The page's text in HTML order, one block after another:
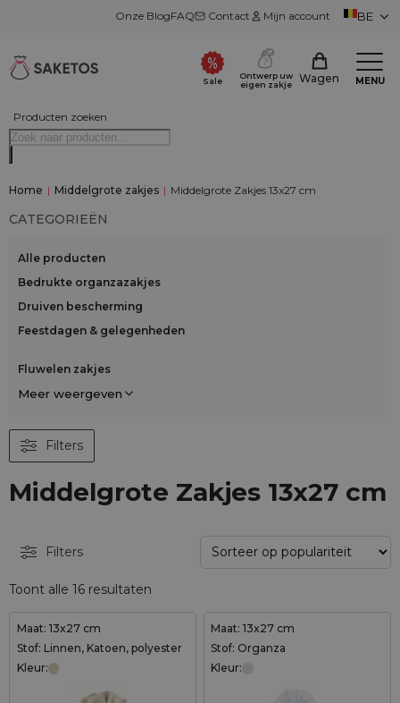
Onze BlogFAQ Contact Mijn account BE
Producten zoeken
Sale
Ontwerp uw
eigen zakje
Wagen MENU
Home | Middelgrote zakjes | Middelgrote Zakjes 13x27 cm
CATEGORIEËN
Alle producten
Bedrukte organzazakjes
Druiven bescherming
Feestdagen & gelegenheden
Fluwelen zakjes
Meer weergeven
Filters
Middelgrote Zakjes 13x27 cm
Filters
Toont alle 16 resultaten
Maat: 13x27 cm
Stof: Linnen, Katoen, polyester
Kleur:
Maat: 13x27 cm
Stof: Organza
Kleur: